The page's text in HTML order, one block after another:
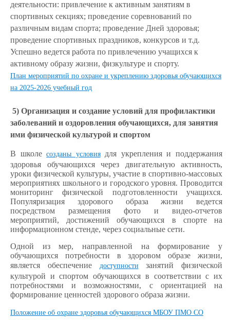
деятельности: привлечение к активным занятиям в
спортивных секциях; проведение соревнований по
различным видам спорта; проведение Дней здоровья;
проведение спортивных праздников, конкурсов и т.д.
Успешно ведется работа по привлечению учащихся к
активному образу жизни, физкультуре и спорту.
План мероприятий по охране и укреплению здоровья обучающихся
на 2025-2026 учебный год
5) Организация и создание условий для профилактики
заболеваний и оздоровления обучающихся, для занятия
ими физической культурой и спортом
В школесозданы условиядля укрепления и поддержания
здоровья обучающихся через двигательную активность,
уроки физической культуры, участие в спортивно-массовых
мероприятиях школьного и городского уровня. Проводится
мониторинг физической подготовленности учащихся.
Популяризация здорового образа жизни ведется
посредством размещения фото и видео-отчетов
мероприятий, достижений обучающихся в спорте на
информационном стенде, через социальные сети.
Одной из мер, направленной на формирование у
обучающихся потребности в здоровом образе жизни,
является обеспечение доступности занятий физической
культурой и спортом обучающихся в соответствии с их
потребностями и возможностями, с ориентацией на
формирование ценностей здорового образа жизни.
Положение об охране здоровья обучающихся МБОУ ПМО СО